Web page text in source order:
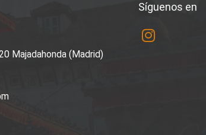
Majadahonda (Madrid)
Síguenos en